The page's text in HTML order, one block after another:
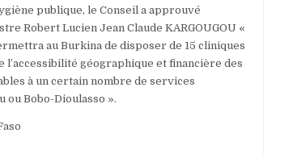
publique, le Conseil a approuvé
Robert Lucien Jean Claude KARGOUGOU «
au Burkina de disposer de 15 cliniques
géographique et financière des
à un certain nombre de services
ou Bobo-Dioulasso ».